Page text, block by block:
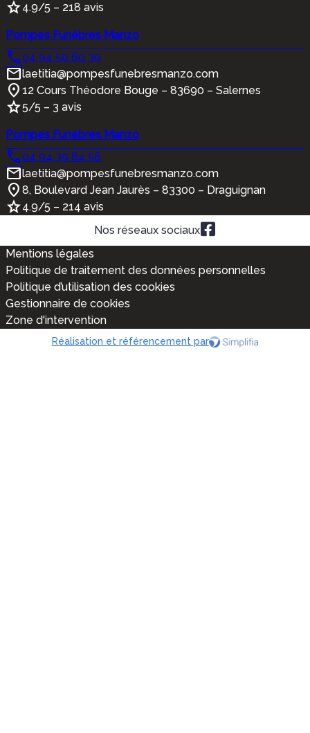
4.9/5 – 218 avis
Pompes Funèbres Manzo
04 94 50 60 39
laetitia@pompesfunebresmanzo.com
12 Cours Théodore Bouge – 83690 – Salernes
5/5 – 3 avis
Pompes Funèbres Manzo
04 94 39 84 56
laetitia@pompesfunebresmanzo.com
8, Boulevard Jean Jaurès – 83300 – Draguignan
4.9/5 – 214 avis
Nos réseaux sociaux
Mentions légales
Politique de traitement des données personnelles
Politique d’utilisation des cookies
Gestionnaire de cookies
Zone d'intervention
Réalisation et référencement par